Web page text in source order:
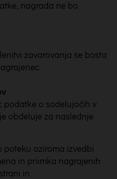
nagrada ne bo
zavarovanja se bosta
podatke o sodelujočih v
obdeluje za naslednje
poteku oziroma izvedbi
in priimka nagrajenih
in